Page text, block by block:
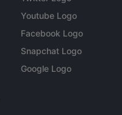
Youtube Logo
Facebook Logo
Snapchat Logo
Google Logo